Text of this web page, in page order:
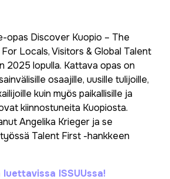
opas Discover Kuopio – The
Locals, Visitors & Global Talent
2025 lopulla. Kattava opas on
osaajille, uusille tulijoille,
kuin myös paikallisille ja
kiinnostuneita Kuopiosta.
Angelika Krieger ja se
Talent First -hankkeen
ISSUUssa!